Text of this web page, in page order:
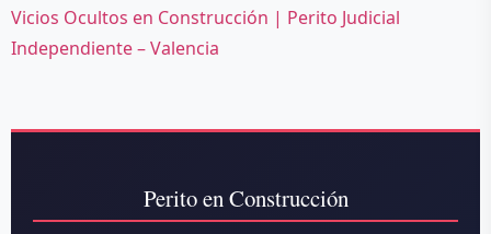
Vicios Ocultos en Construcción | Perito Judicial
Independiente – Valencia
Perito en Construcción